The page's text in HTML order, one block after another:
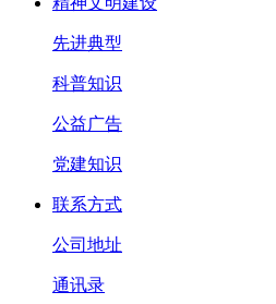
先进典型
科普知识
公益广告
党建知识
联系方式
公司地址
通讯录